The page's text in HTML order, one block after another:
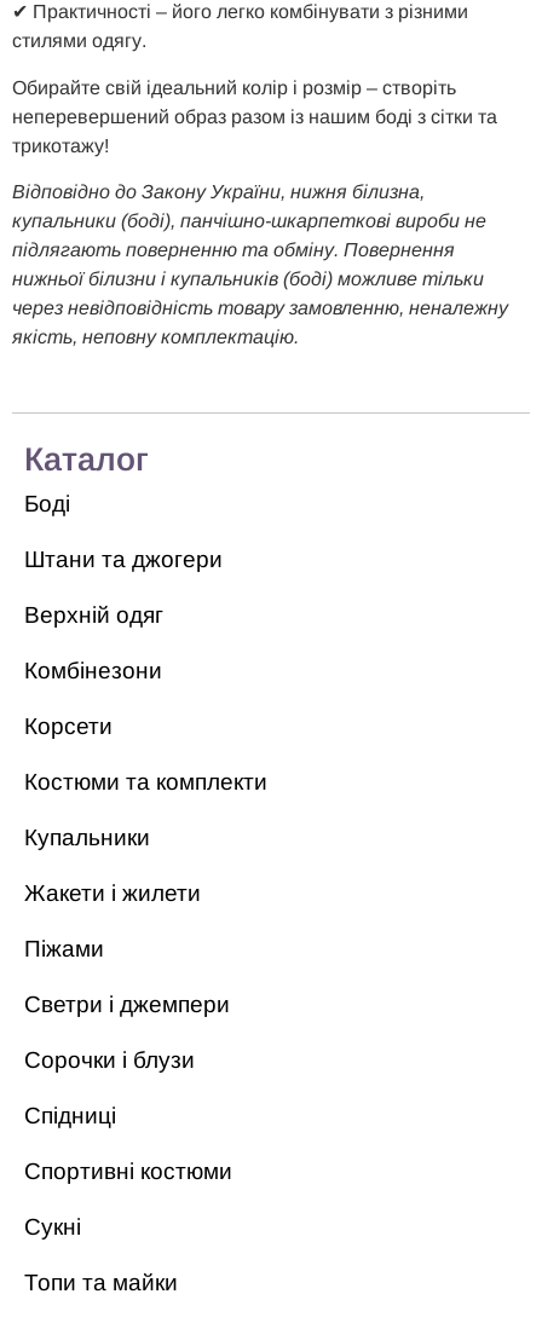
✔ Практичності – його легко комбінувати з різними
стилями одягу.
Обирайте свій ідеальний колір і розмір – створіть
неперевершений образ разом із нашим боді з сітки та
трикотажу!
Відповідно до Закону України, нижня білизна,
купальники (боді), панчішно-шкарпеткові вироби не
підлягають поверненню та обміну. Повернення
нижньої білизни і купальників (боді) можливе тільки
через невідповідність товару замовленню, неналежну
якість, неповну комплектацію.
Каталог
Боді
Штани та джогери
Верхній одяг
Комбінезони
Корсети
Костюми та комплекти
Купальники
Жакети і жилети
Піжами
Светри і джемпери
Сорочки і блузи
Спідниці
Спортивні костюми
Сукні
Топи та майки